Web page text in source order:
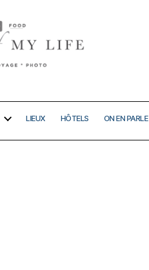
LIEUX HÔTELS ON EN PARLE